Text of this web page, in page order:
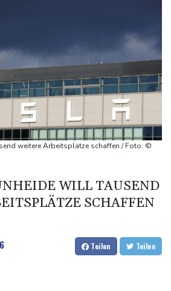
Müller gewinnen Synchron-Bronze
Länder drohen mit Klage
in den USA auf
bei Angriffen im Jemen getötet - Huthis
fest
Aussetzung von Sonn- und
Lkw
weitere Arbeitsplätze schaffen / Foto: ©
WILL TAUSEND
SCHAFFEN
Teilen Teilen